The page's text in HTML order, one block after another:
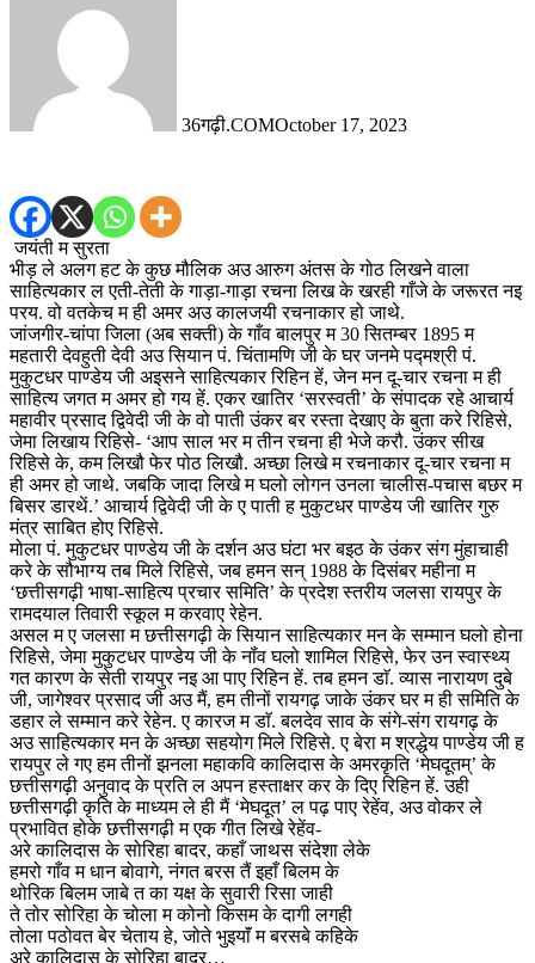
36गढ़ी.COMOctober 17, 2023
जयंती म सुरता
भीड़ ले अलग हट के कुछ मौलिक अउ आरुग अंतस के गोठ लिखने वाला
साहित्यकार ल एती-तेती के गाड़ा-गाड़ा रचना लिख के खरही गाँजे के जरूरत नइ
परय. वो वतकेच म ही अमर अउ कालजयी रचनाकार हो जाथे.
जांजगीर-चांपा जिला (अब सक्ती) के गाँव बालपुर म 30 सितम्बर 1895 म
महतारी देवहुती देवी अउ सियान पं. चिंतामणि जी के घर जनमे पद्मश्री पं.
मुकुटधर पाण्डेय जी अइसने साहित्यकार रिहिन हें, जेन मन दू-चार रचना म ही
साहित्य जगत म अमर हो गय हें. एकर खातिर ‘सरस्वती’ के संपादक रहे आचार्य
महावीर प्रसाद द्विवेदी जी के वो पाती उंकर बर रस्ता देखाए के बुता करे रिहिसे,
जेमा लिखाय रिहिसे- ‘आप साल भर म तीन रचना ही भेजे करौ. उंकर सीख
रिहिसे के, कम लिखौ फेर पोठ लिखौ. अच्छा लिखे म रचनाकार दू-चार रचना म
ही अमर हो जाथे. जबकि जादा लिखे म घलो लोगन उनला चालीस-पचास बछर म
बिसर डारथें.’ आचार्य द्विवेदी जी के ए पाती ह मुकुटधर पाण्डेय जी खातिर गुरु
मंत्र साबित होए रिहिसे.
मोला पं. मुकुटधर पाण्डेय जी के दर्शन अउ घंटा भर बइठ के उंकर संग मुंहाचाही
करे के सौभाग्य तब मिले रिहिसे, जब हमन सन् 1988 के दिसंबर महीना म
‘छत्तीसगढ़ी भाषा-साहित्य प्रचार समिति’ के प्रदेश स्तरीय जलसा रायपुर के
रामदयाल तिवारी स्कूल म करवाए रेहेन.
असल म ए जलसा म छत्तीसगढ़ी के सियान साहित्यकार मन के सम्मान घलो होना
रिहिसे, जेमा मुकुटधर पाण्डेय जी के नॉंव घलो शामिल रिहिसे, फेर उन स्वास्थ्य
गत कारण के सेती रायपुर नइ आ पाए रिहिन हें. तब हमन डाॅ. व्यास नारायण दुबे
जी, जागेश्वर प्रसाद जी अउ मैं, हम तीनों रायगढ़ जाके उंकर घर म ही समिति के
डहार ले सम्मान करे रेहेन. ए कारज म डाॅ. बलदेव साव के संगे-संग रायगढ़ के
अउ साहित्यकार मन के अच्छा सहयोग मिले रिहिसे. ए बेरा म श्रद्धेय पाण्डेय जी ह
रायपुर ले गए हम तीनों झनला महाकवि कालिदास के अमरकृति ‘मेघदूतम्’ के
छत्तीसगढ़ी अनुवाद के प्रति ल अपन हस्ताक्षर कर के दिए रिहिन हें. उही
छत्तीसगढ़ी कृति के माध्यम ले ही मैं ‘मेघदूत’ ल पढ़ पाए रेहेंव, अउ वोकर ले
प्रभावित होके छत्तीसगढ़ी म एक गीत लिखे रेहेंव-
अरे कालिदास के सोरिहा बादर, कहाँ जाथस संदेशा लेके
हमरो गाँव म धान बोवागे, नंगत बरस तैं इहाँ बिलम के
थोरिक बिलम जाबे त का यक्ष के सुवारी रिसा जाही
ते तोर सोरिहा के चोला म कोनो किसम के दागी लगही
तोला पठोवत बेर चेताय हे, जोते भुइयाॅं म बरसबे कहिके
अरे कालिदास के सोरिहा बादर…